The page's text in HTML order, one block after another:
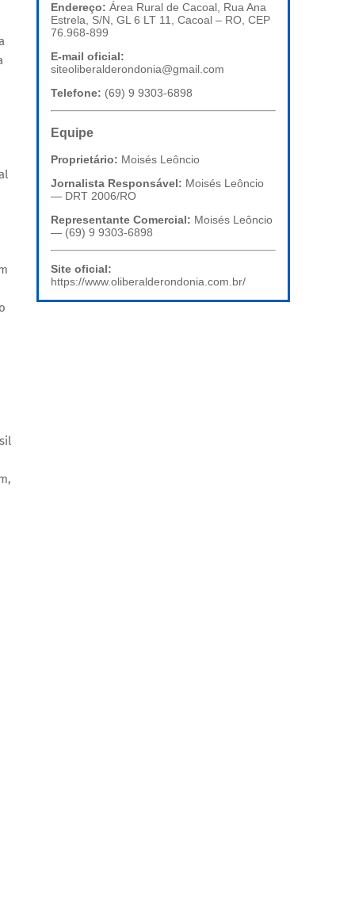
Endereço: Área Rural de Cacoal, Rua Ana
Estrela, S/N, GL 6 LT 11, Cacoal – RO, CEP
76.968-899
E-mail oficial:
siteoliberalderondonia@gmail.com
Telefone: (69) 9 9303-6898
Equipe
Proprietário: Moisés Leôncio
Jornalista Responsável: Moisés Leôncio
— DRT 2006/RO
Representante Comercial: Moisés Leôncio
— (69) 9 9303-6898
Site oficial:
https://www.oliberalderondonia.com.br/